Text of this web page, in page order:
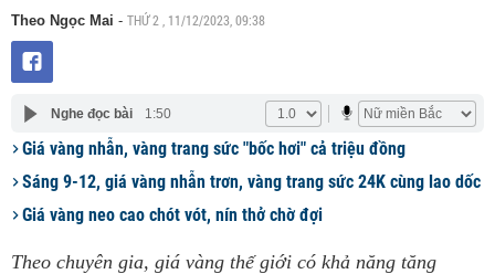
Theo Ngọc Mai - THỨ 2 , 11/12/2023, 09:38
Nghe đọc bài 1:50
Giá vàng nhẫn, vàng trang sức "bốc hơi" cả triệu đồng
Sáng 9-12, giá vàng nhẫn trơn, vàng trang sức 24K cùng lao dốc
Giá vàng neo cao chót vót, nín thở chờ đợi
Theo chuyên gia, giá vàng thế giới có khả năng tăng